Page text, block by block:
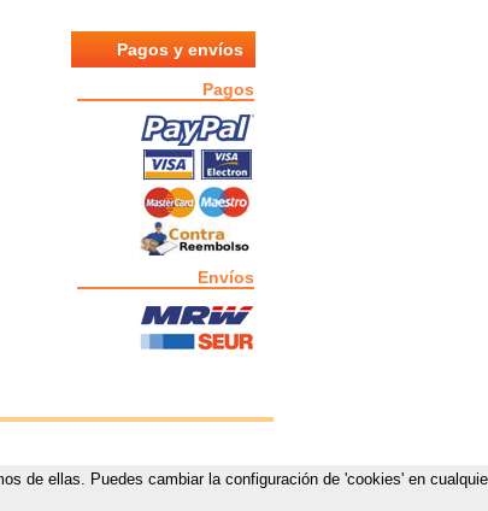
Pagos y envíos
Pagos
Envíos
de ellas. Puedes cambiar la configuración de 'cookies' en